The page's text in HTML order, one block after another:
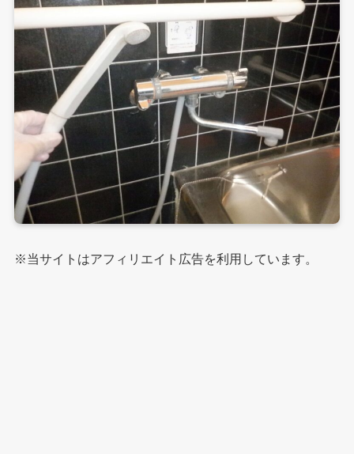
※当サイトはアフィリエイト広告を利用しています。